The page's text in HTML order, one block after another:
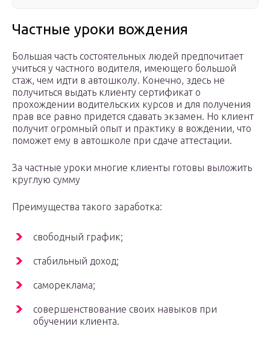
Частные уроки вождения
Большая часть состоятельных людей предпочитает
учиться у частного водителя, имеющего большой
стаж, чем идти в автошколу. Конечно, здесь не
получиться выдать клиенту сертификат о
прохождении водительских курсов и для получения
прав все равно придется сдавать экзамен. Но клиент
получит огромный опыт и практику в вождении, что
поможет ему в автошколе при сдаче аттестации.
За частные уроки многие клиенты готовы выложить
круглую сумму
Преимущества такого заработка:
свободный график;
стабильный доход;
самореклама;
совершенствование своих навыков при
обучении клиента.